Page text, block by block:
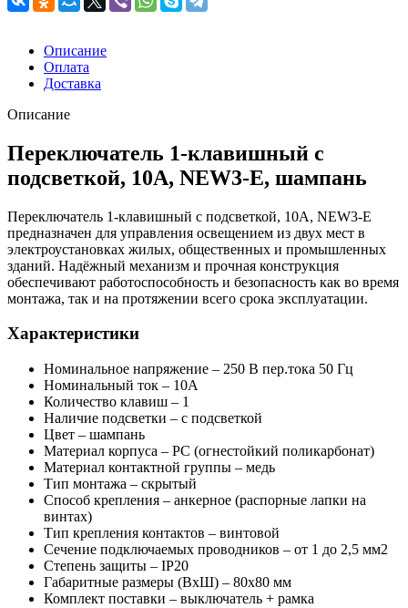
Описание
Оплата
Доставка
Описание
Переключатель 1-клавишный с
подсветкой, 10А, NEW3-E, шампань
Переключатель 1-клавишный с подсветкой, 10А, NEW3-E
предназначен для управления освещением из двух мест в
электроустановках жилых, общественных и промышленных
зданий. Надёжный механизм и прочная конструкция
обеспечивают работоспособность и безопасность как во время
монтажа, так и на протяжении всего срока эксплуатации.
Характеристики
Номинальное напряжение – 250 В пер.тока 50 Гц
Номинальный ток – 10А
Количество клавиш – 1
Наличие подсветки – с подсветкой
Цвет – шампань
Материал корпуса – PC (огнестойкий поликарбонат)
Материал контактной группы – медь
Тип монтажа – скрытый
Способ крепления – анкерное (распорные лапки на
винтах)
Тип крепления контактов – винтовой
Сечение подключаемых проводников – от 1 до 2,5 мм2
Степень защиты – IP20
Габаритные размеры (ВхШ) – 80х80 мм
Комплект поставки – выключатель + рамка